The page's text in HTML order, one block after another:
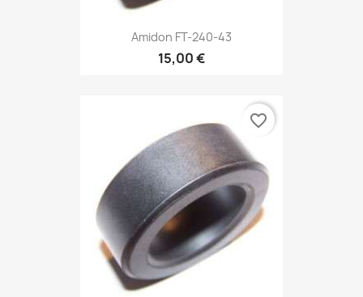
Amidon FT-240-43
15,00 €
favorite_border